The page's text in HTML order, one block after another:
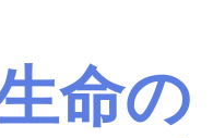
命の